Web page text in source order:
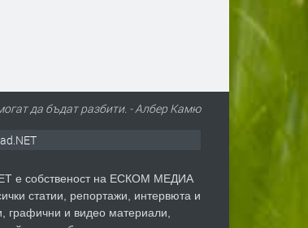
да бъдат разбити. - Албер Камю
е собственост на ЕСКОМ МЕДИА
статии, репортажи, интервюта и
графични и видео материали,